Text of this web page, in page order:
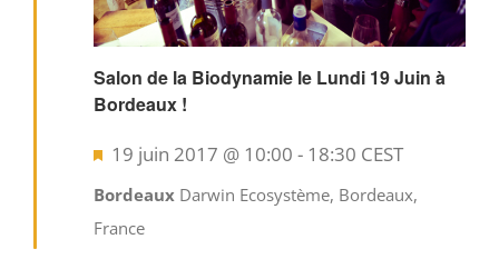
Salon de la Biodynamie le Lundi 19 Juin à
Bordeaux !
Mis
en
avant
19 juin 2017 @ 10:00 - 18:30 CEST
Bordeaux Darwin Ecosystème, Bordeaux,
France